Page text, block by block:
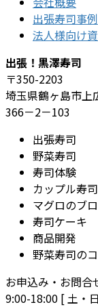
出張寿司事例
法人様向け
出張！黒澤寿司
〒350-2203
埼玉県鶴ヶ島市上
366－2－103
出張寿司
野菜寿司
寿司体験
カップル寿司
マグロのブ
寿司ケーキ
商品開発
野菜寿司の
お申込み・お問合
9:00-18:00 [ 土・